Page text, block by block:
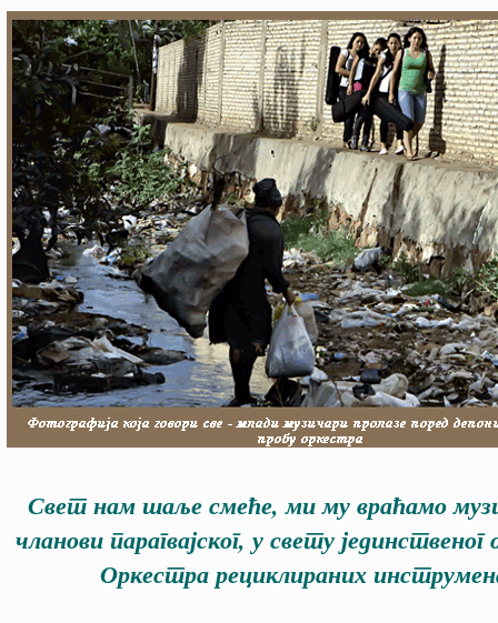
Свет нам шаље смеће, ми му враћамо
чланови парагвајског, у свету јединственог
Оркестра рециклираних